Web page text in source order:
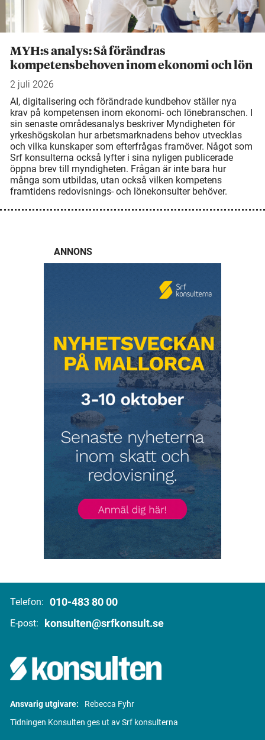
MYH:s analys: Så förändras
kompetensbehoven inom ekonomi och lön
2 juli 2026
AI, digitalisering och förändrade kundbehov ställer nya
krav på kompetensen inom ekonomi- och lönebranschen. I
sin senaste områdesanalys beskriver Myndigheten för
yrkeshögskolan hur arbetsmarknadens behov utvecklas
och vilka kunskaper som efterfrågas framöver. Något som
Srf konsulterna också lyfter i sina nyligen publicerade
öppna brev till myndigheten. Frågan är inte bara hur
många som utbildas, utan också vilken kompetens
framtidens redovisnings- och lönekonsulter behöver.
ANNONS
Telefon: 010-483 80 00
E-post: konsulten@srfkonsult.se
Ansvarig utgivare:
Rebecca Fyhr
Tidningen Konsulten ges ut av Srf konsulterna